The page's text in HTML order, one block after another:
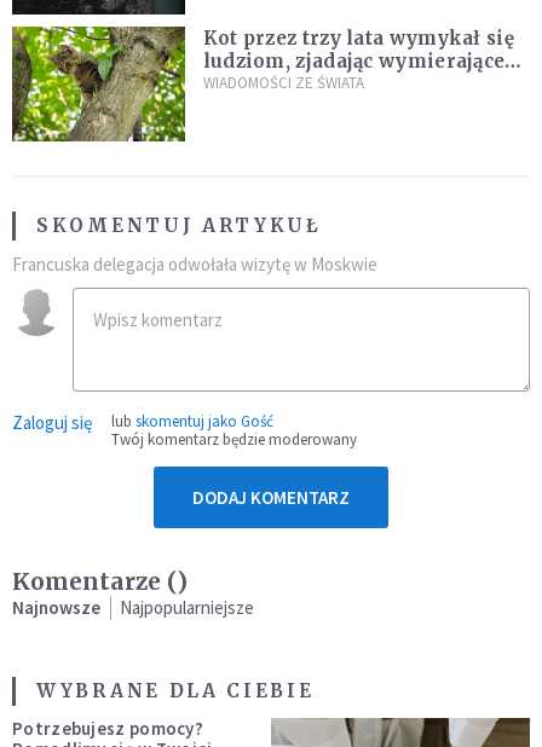
Kot przez trzy lata wymykał się
ludziom, zjadając wymierające
kaczki. W końcu popełnił
WIADOMOŚCI ZE ŚWIATA
SKOMENTUJ ARTYKUŁ
Francuska delegacja odwołała wizytę w Moskwie
Zaloguj się lub skomentuj jako Gość
Twój komentarz będzie moderowany
DODAJ KOMENTARZ
Komentarze ()
Najnowsze Najpopularniejsze
WYBRANE DLA CIEBIE
Potrzebujesz pomocy?